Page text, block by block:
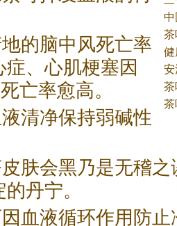
的脑中风死亡率
、心肌梗塞因
亡率愈高。
净保持弱碱性
皮肤会黑乃是无稽
丹宁。
血液循环作用防止